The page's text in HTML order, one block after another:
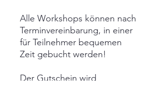
Alle Workshops können nach
Terminvereinbarung, in einer
für Teilnehmer bequemen
Zeit gebucht werden!
Der Gutschein wird